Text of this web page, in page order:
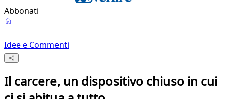
Abbonati
Idee e Commenti
Il carcere, un dispositivo chiuso in cui